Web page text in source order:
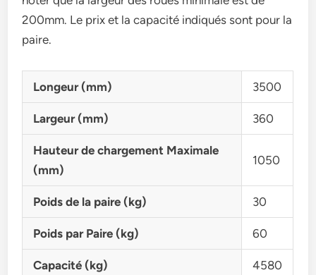
200mm. Le prix et la capacité indiqués sont pour la
paire.
Longeur (mm) 3500
Largeur (mm) 360
Hauteur de chargement Maximale
(mm)
1050
Poids de la paire (kg) 30
Poids par Paire (kg) 60
Capacité (kg) 4580